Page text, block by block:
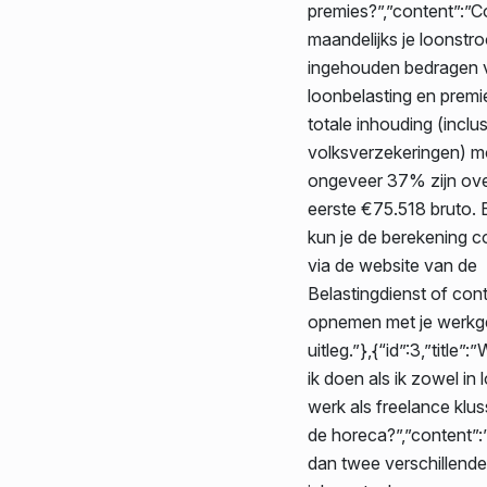
maandelijks je
ingehouden bedragen
loonbelasting en
totale inhouding
volksverzekeringen)
ongeveer 37% zijn
eerste €75.518 bruto.
kun je de berekening
via de website van de
Belastingdienst of
opnemen met je
ik doen als ik zowel in
werk als freelance
de
dan twee verschillende